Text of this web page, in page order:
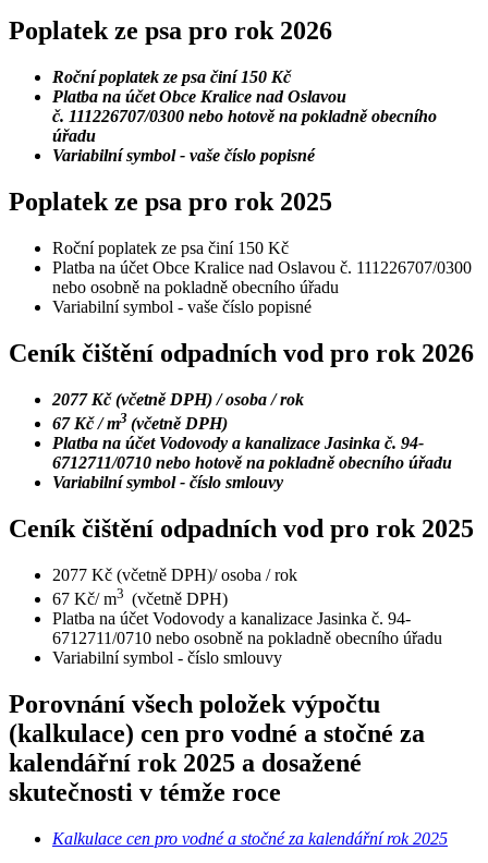
Poplatek ze psa pro rok 2026
Roční poplatek ze psa činí 150 Kč
Platba na účet Obce Kralice nad Oslavou
č. 111226707/0300 nebo hotově na pokladně obecního
úřadu
Variabilní symbol - vaše číslo popisné
Poplatek ze psa pro rok 2025
Roční poplatek ze psa činí 150 Kč
Platba na účet Obce Kralice nad Oslavou č. 111226707/0300
nebo osobně na pokladně obecního úřadu
Variabilní symbol - vaše číslo popisné
Ceník čištění odpadních vod pro rok 2026
2077 Kč (včetně DPH) / osoba / rok
67 Kč / m3 (včetně DPH)
Platba na účet Vodovody a kanalizace Jasinka č. 94-
6712711/0710 nebo hotově na pokladně obecního úřadu
Variabilní symbol - číslo smlouvy
Ceník čištění odpadních vod pro rok 2025
2077 Kč (včetně DPH)/ osoba / rok
67 Kč/ m3 (včetně DPH)
Platba na účet Vodovody a kanalizace Jasinka č. 94-
6712711/0710 nebo osobně na pokladně obecního úřadu
Variabilní symbol - číslo smlouvy
Porovnání všech položek výpočtu
(kalkulace) cen pro vodné a stočné za
kalendářní rok 2025 a dosažené
skutečnosti v témže roce
Kalkulace cen pro vodné a stočné za kalendářní rok 2025